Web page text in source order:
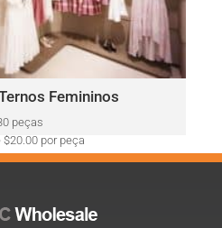
Femininos
peças
por peça
Tommy Hilfiger, Guess, Vince
West, BCBGeneration e mais.
Aqui